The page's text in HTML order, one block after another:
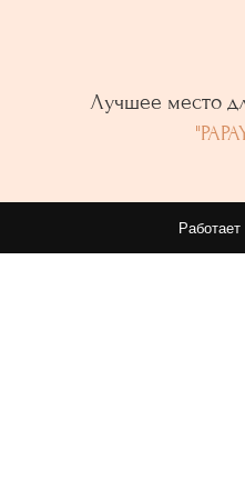
Лучшее место